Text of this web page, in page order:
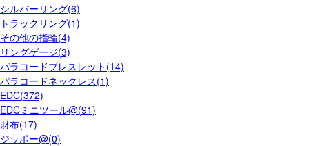
シルバーリング(6)
トラックリング(1)
その他の指輪(4)
リングゲージ(3)
パラコードブレスレット(14)
パラコードネックレス(1)
EDC(372)
EDCミニツール@(91)
財布(17)
ジッポー@(0)